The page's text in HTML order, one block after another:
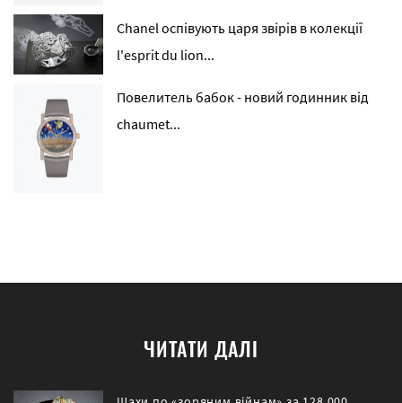
Chanel оспівують царя звірів в колекції
l'esprit du lion...
Повелитель бабок - новий годинник від
chaumet...
ЧИТАТИ ДАЛІ